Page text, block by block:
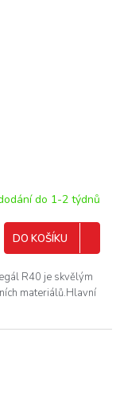
do 1-2 týdnů
DO KOŠÍKU
R40 je skvělým
materiálů.Hlavní